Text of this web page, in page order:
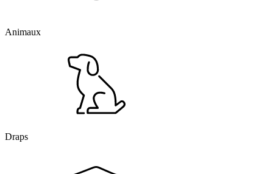
Animaux
Draps